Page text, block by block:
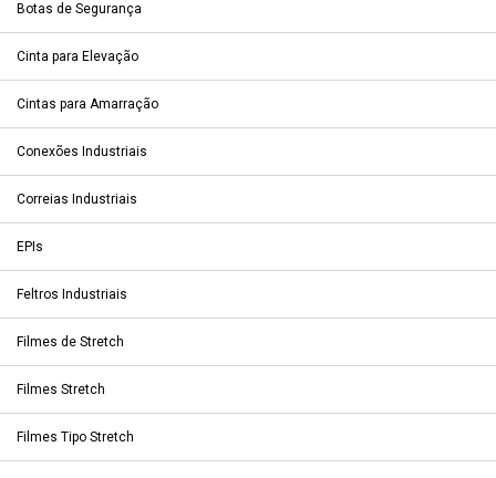
Botas de Segurança
Cinta para Elevação
Cintas para Amarração
Conexões Industriais
Correias Industriais
EPIs
Feltros Industriais
Filmes de Stretch
Filmes Stretch
Filmes Tipo Stretch